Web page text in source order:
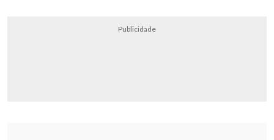
Publicidade